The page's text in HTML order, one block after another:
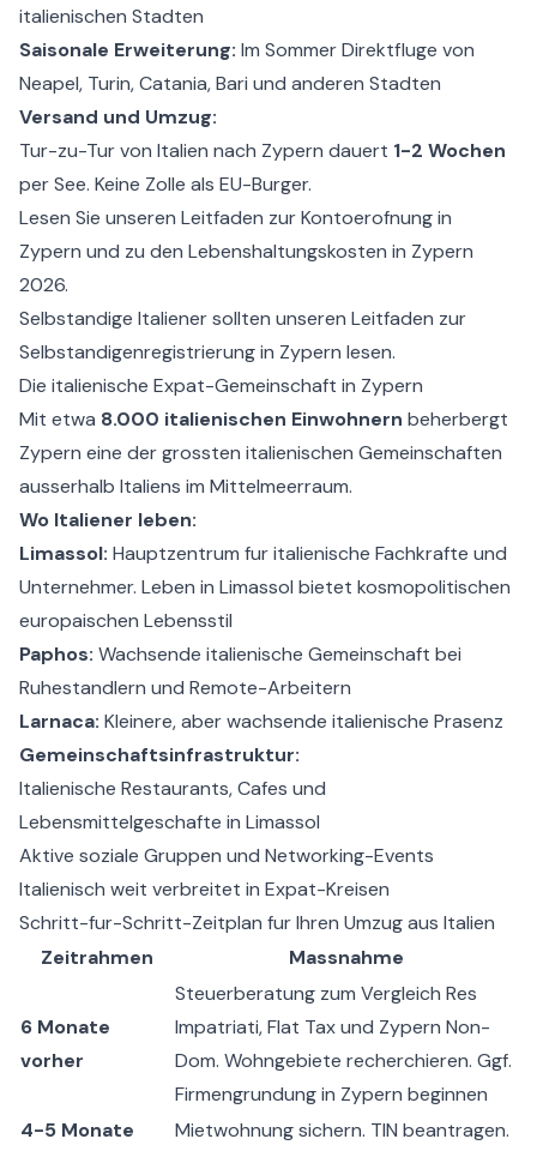
italienischen Stadten
Saisonale Erweiterung: Im Sommer Direktfluge von
Neapel, Turin, Catania, Bari und anderen Stadten
Versand und Umzug:
Tur-zu-Tur von Italien nach Zypern dauert 1-2 Wochen
per See. Keine Zolle als EU-Burger.
Lesen Sie unseren Leitfaden zurKontoerofnung in
Zypern und zu den Lebenshaltungskosten in Zypern
2026.
Selbstandige Italiener sollten unseren Leitfaden zur
Selbstandigenregistrierung in Zypern lesen.
Die italienische Expat-Gemeinschaft in Zypern
Mit etwa 8.000 italienischen Einwohnern beherbergt
Zypern eine der grossten italienischen Gemeinschaften
ausserhalb Italiens im Mittelmeerraum.
Wo Italiener leben:
Limassol: Hauptzentrum fur italienische Fachkrafte und
Unternehmer. Leben in Limassol bietet kosmopolitischen
europaischen Lebensstil
Paphos: Wachsende italienische Gemeinschaft bei
Ruhestandlern und Remote-Arbeitern
Larnaca: Kleinere, aber wachsende italienische Prasenz
Gemeinschaftsinfrastruktur:
Italienische Restaurants, Cafes und
Lebensmittelgeschafte in Limassol
Aktive soziale Gruppen und Networking-Events
Italienisch weit verbreitet in Expat-Kreisen
Schritt-fur-Schritt-Zeitplan fur Ihren Umzug aus Italien
Zeitrahmen
Massnahme
6 Monate
vorher
Steuerberatung zum Vergleich Res
Impatriati, Flat Tax und Zypern Non-
Dom. Wohngebiete recherchieren. Ggf.
Firmengrundung in Zypern beginnen
4-5 Monate
Mietwohnung sichern. TIN beantragen.